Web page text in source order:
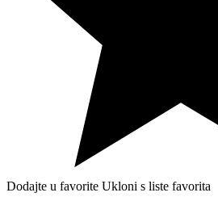
Dodajte u favorite Ukloni s liste favorita